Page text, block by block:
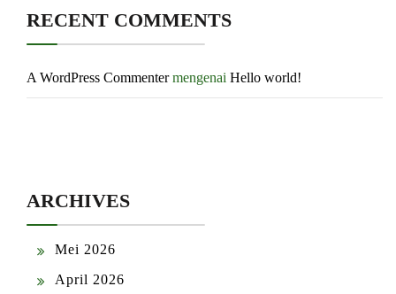
RECENT COMMENTS
A WordPress Commentermengenai Hello world!
ARCHIVES
Mei 2026
April 2026